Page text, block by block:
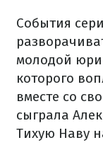
События
молодой
которого
вместе со
сыграла
Тихую Наву